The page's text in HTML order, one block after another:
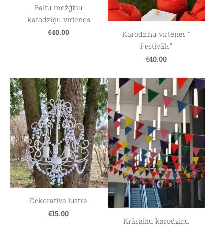
Baltu mežģīņu
karodziņu virtenes
€40.00
Karodziņu virtenes "
Festivāls"
€40.00
Dekoratīva lustra
€15.00
Krāsainu karodziņu